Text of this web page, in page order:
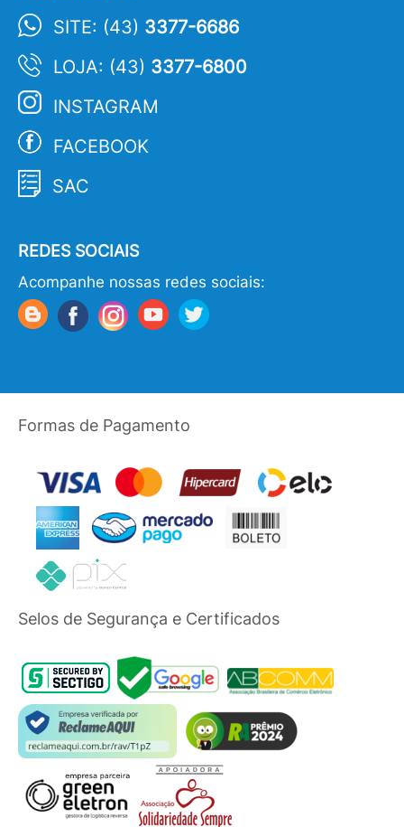
SITE: (43) 3377-6686
LOJA: (43) 3377-6800
INSTAGRAM
FACEBOOK
SAC
REDES SOCIAIS
Acompanhe nossas redes sociais:
Formas de Pagamento
Selos de Segurança e Certificados